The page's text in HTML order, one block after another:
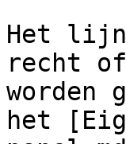
Het
recht
worden
het